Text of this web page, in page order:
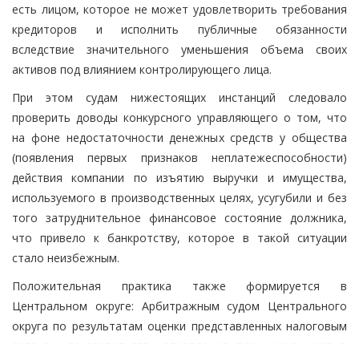
есть лицом, которое не может удовлетворить требования
кредиторов и исполнить публичные обязанности
вследствие значительного уменьшения объема своих
активов под влиянием контролирующего лица.
При этом судам нижестоящих инстанций следовало
проверить доводы конкурсного управляющего о том, что
на фоне недостаточности денежных средств у общества
(появления первых признаков неплатежеспособности)
действия компании по изъятию выручки и имущества,
используемого в производственных целях, усугубили и без
того затруднительное финансовое состояние должника,
что привело к банкротству, которое в такой ситуации
стало неизбежным.
Положительная практика также формируется в
Центральном округе: Арбитражным судом Центрального
округа по результатам оценки представленных налоговым